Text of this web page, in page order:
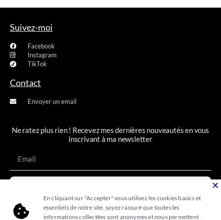
Suivez-moi
Facebook
Instagram
TikTok
Contact
Envoyer un email
Ne ratez plus rien ! Recevez mes dernières nouveautés en vous
inscrivant à ma newsletter
En cliquant sur "Accepter" vous utilisez les cookies basics et
essentiels de notre site, soyez rassuré que toutes les
informations collectées sont anonymes et nous permettent